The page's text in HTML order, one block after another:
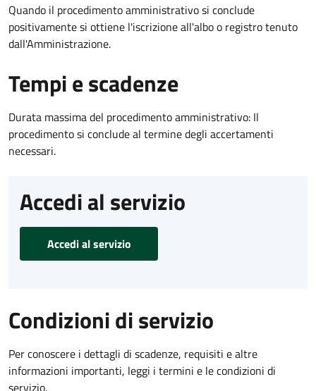
Quando il procedimento amministrativo si conclude
positivamente si ottiene l'iscrizione all'albo o registro tenuto
dall'Amministrazione.
Tempi e scadenze
Durata massima del procedimento amministrativo: Il
procedimento si conclude al termine degli accertamenti
necessari.
Accedi al servizio
Accedi al servizio
Condizioni di servizio
Per conoscere i dettagli di scadenze, requisiti e altre
informazioni importanti, leggi i termini e le condizioni di
servizio.